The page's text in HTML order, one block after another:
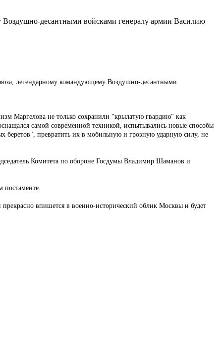
десантными войсками генералу армии Василию
легендарному командующему Воздушно-десантными
Маргелова не только сохранили "крылатую гвардию" как
самой современной техникой, испытывались новые способы
беретов", превратить их в мобильную и грозную ударную силу, не
Комитета по обороне Госдумы Владимир Шаманов и
впишется в военно-исторический облик Москвы и будет